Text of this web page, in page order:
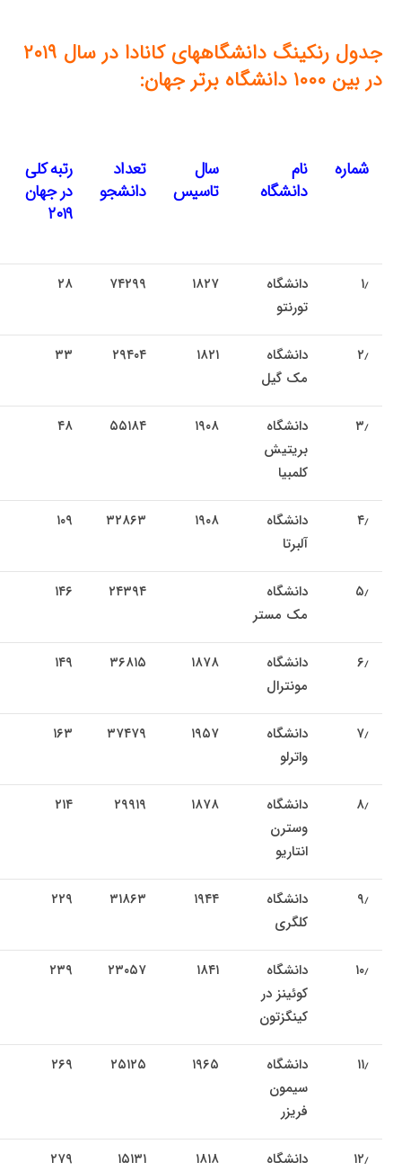
جدول رنکینگ دانشگاههای کانادا در سال ۲۰۱۹
در بین ۱۰۰۰ دانشگاه برتر جهان:
شماره
نام
دانشگاه
سال
تاسیس
تعداد
دانشجو
رتبه کلی
در جهان
۲۰۱۹
۱٫
دانشگاه
تورنتو
۱۸۲۷ ۷۴۲۹۹ ۲۸
۲٫
دانشگاه
مک گیل
۱۸۲۱ ۲۹۴۰۴ ۳۳
۳٫
دانشگاه
بریتیش
کلمبیا
۱۹۰۸ ۵۵۱۸۴ ۴۸
۴٫
دانشگاه
آلبرتا
۱۹۰۸ ۳۲۸۶۳ ۱۰۹
۵٫
دانشگاه
مک مستر
۲۴۳۹۴ ۱۴۶
۶٫
دانشگاه
مونترال
۱۸۷۸ ۳۶۸۱۵ ۱۴۹
۷٫
دانشگاه
واترلو
۱۹۵۷ ۳۷۴۷۹ ۱۶۳
۸٫
دانشگاه
وسترن
انتاریو
۱۸۷۸ ۲۹۹۱۹ ۲۱۴
۹٫
دانشگاه
کلگری
۱۹۴۴ ۳۱۸۶۳ ۲۲۹
۱۰٫
دانشگاه
کوئینز در
کینگزتون
۱۸۴۱ ۲۳۰۵۷ ۲۳۹
۱۱٫
دانشگاه
سیمون
فریزر
۱۹۶۵ ۲۵۱۲۵ ۲۶۹
۱۲٫
دانشگاه
۱۸۱۸ ۱۵۱۳۱ ۲۷۹